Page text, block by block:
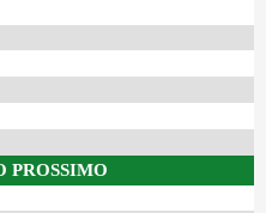
PROSSIMO